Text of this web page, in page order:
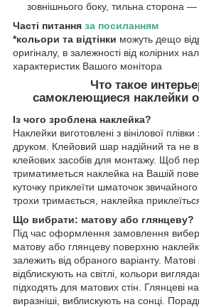
зовнішнього боку, тильна сторона —
Часті питання за посиланням
*кольори та відтінки можуть дещо
оригіналу, в залежності від колірних
характеристик Вашого монітора
Что такое
самоклеющиеся наклейки
Із чого зроблена наклейка?
Наклейки виготовлені з вінілової
друком. Клейовий шар надійний та не
клейових засобів для монтажу. Щоб
триматиметься наклейка на Вашій
куточку приклеїти шматочок
трохи тримається, наклейка
Що вибрати: матову або глянцеву?
Під час оформлення замовлення
матову або глянцеву поверхню
залежить від обраного варіанту.
відблискують на світлі, кольори
підходять для матових стін. Глянцеві
виразніші, виблискують на сонці.